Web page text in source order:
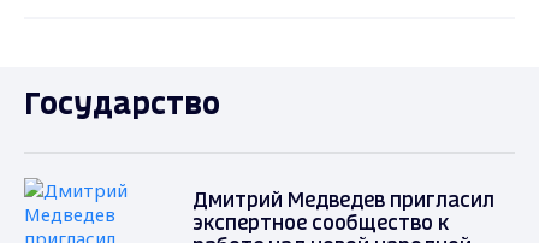
Государство
Дмитрий Медведев пригласил
экспертное сообщество к